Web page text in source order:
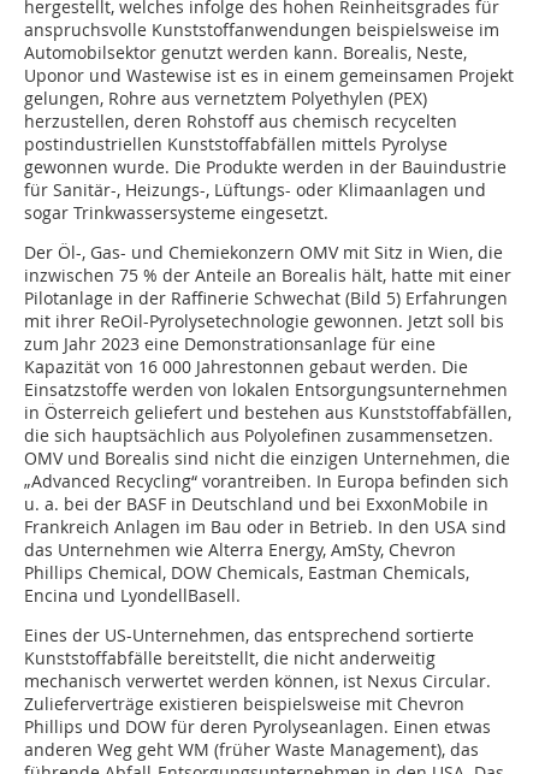
hergestellt, welches infolge des hohen Reinheitsgrades für
anspruchsvolle Kunststoffanwendungen beispielsweise im
Automobilsektor genutzt werden kann. Borealis, Neste,
Uponor und Wastewise ist es in einem gemeinsamen Projekt
gelungen, Rohre aus vernetztem Polyethylen (PEX)
herzustellen, deren Rohstoff aus chemisch recycelten
postindustriellen Kunststoffabfällen mittels Pyrolyse
gewonnen wurde. Die Produkte werden in der Bauindustrie
für Sanitär-, Heizungs-, Lüftungs- oder Klimaanlagen und
sogar Trinkwassersysteme eingesetzt.
Der Öl-, Gas- und Chemiekonzern OMV mit Sitz in Wien, die
inzwischen 75 % der Anteile an Borealis hält, hatte mit einer
Pilotanlage in der Raffinerie Schwechat (Bild 5) Erfahrungen
mit ihrer ReOil-Pyrolysetechnologie gewonnen. Jetzt soll bis
zum Jahr 2023 eine Demonstrationsanlage für eine
Kapazität von 16 000 Jahrestonnen gebaut werden. Die
Einsatzstoffe werden von lokalen Entsorgungsunternehmen
in Österreich geliefert und bestehen aus Kunststoffabfällen,
die sich hauptsächlich aus Polyolefinen zusammensetzen.
OMV und Borealis sind nicht die einzigen Unternehmen, die
„Advanced Recycling“ vorantreiben. In Europa befinden sich
u. a. bei der BASF in Deutschland und bei ExxonMobile in
Frankreich Anlagen im Bau oder in Betrieb. In den USA sind
das Unternehmen wie Alterra Energy, AmSty, Chevron
Phillips Chemical, DOW Chemicals, Eastman Chemicals,
Encina und LyondellBasell.
Eines der US-Unternehmen, das entsprechend sortierte
Kunststoffabfälle bereitstellt, die nicht anderweitig
mechanisch verwertet werden können, ist Nexus Circular.
Zulieferverträge existieren beispielsweise mit Chevron
Phillips und DOW für deren Pyrolyseanlagen. Einen etwas
anderen Weg geht WM (früher Waste Management), das